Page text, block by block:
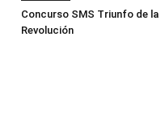
Concurso SMS Triunfo de la
Revolución